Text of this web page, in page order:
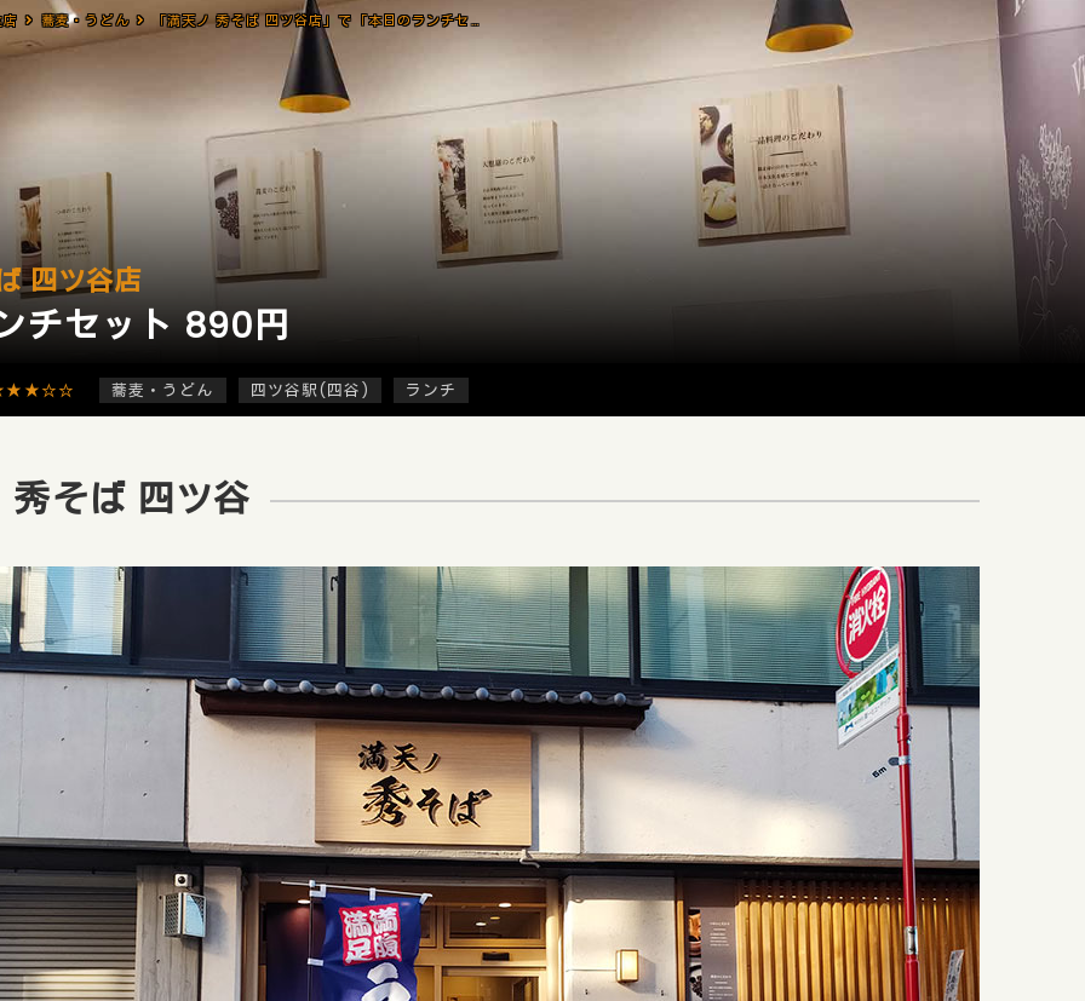
蕎麦・うどん 「満天ノ 秀そば 四ツ谷店」で「本日のランチセット(890円)」
四ツ谷店
チセット 890円
蕎麦・うどん 四ツ谷駅(四谷) ランチ
秀そば 四ツ谷